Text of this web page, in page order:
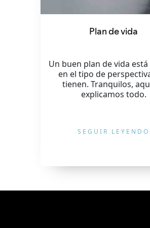
Plan de vida
Un buen plan de vida
en el tipo de
tienen. Tranquilos,
explicamos todo.
SEGUIR LEYENDO